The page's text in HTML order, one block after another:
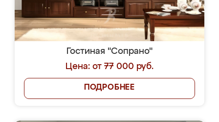
Гостиная "Сопрано"
Цена: от 77 000 руб.
ПОДРОБНЕЕ